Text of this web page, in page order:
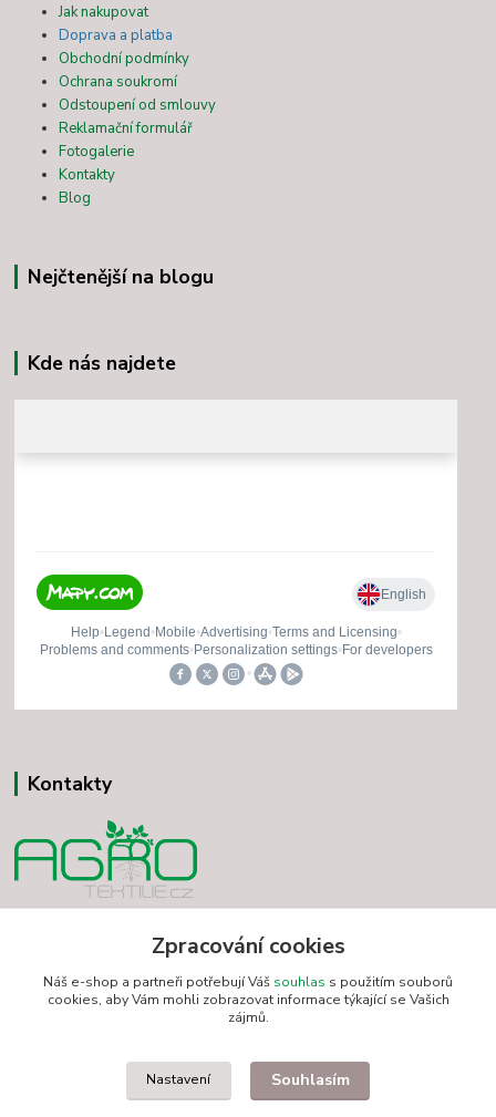
Jak nakupovat
Doprava a platba
Obchodní podmínky
Ochrana soukromí
Odstoupení od smlouvy
Reklamační formulář
Fotogalerie
Kontakty
Blog
Nejčtenější na blogu
Kde nás najdete
Kontakty
+420 731 501 234
minarvbv@seznam.cz
Zpracování cookies
Náš e-shop a partneři potřebují Váš souhlas s použitím souborů
cookies, aby Vám mohli zobrazovat informace týkající se Vašich
zájmů.
Nastavení Souhlasím